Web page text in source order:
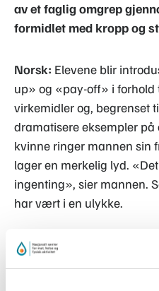
av et faglig omgrep
formidlet med kropp og
Norsk: Elevene blir
up» og «pay-off» i
virkemidler og, begrenset
dramatisere eksempler på
kvinne ringer mannen sin
lager en merkelig lyd.
ingenting», sier mannen.
har vært i en ulykke.
Bevegelsesaktiviteten
hvor elevene bruker de